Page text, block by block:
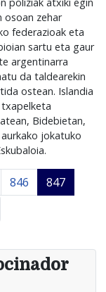
osoan zehar
federazioak eta
sartu eta gaur
argentinarra
da taldearekin
ostean. Islandia
txapelketa
Bidebietan,
jokatuko
846
847